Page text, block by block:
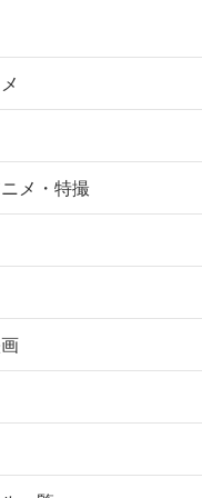
メ・特撮